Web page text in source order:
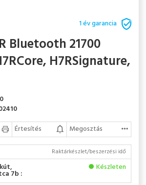
1 év garancia
Bluetooth 21700
H7RSignature,
Értesítés Megosztás
Raktárkészlet/beszerzési idő
7b :
Készleten